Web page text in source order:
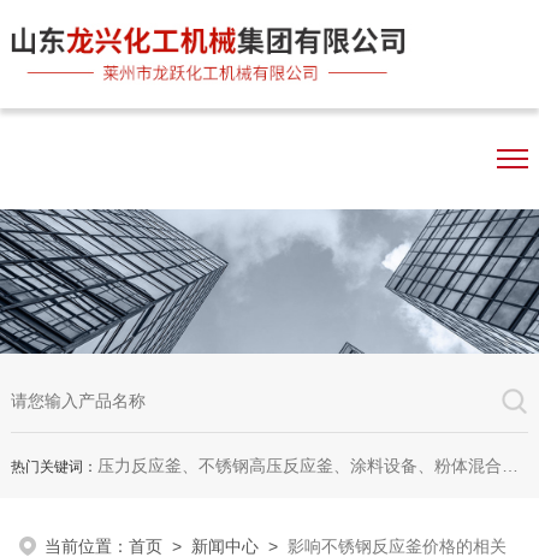
热门关键词： 压力反应釜、不锈钢高压反应釜、涂料设备、粉体混合机、双行星混合机、卧式砂磨机、实验室砂磨机
当前位置：首页 > 新闻中心 >影响不锈钢反应釜价格的相关